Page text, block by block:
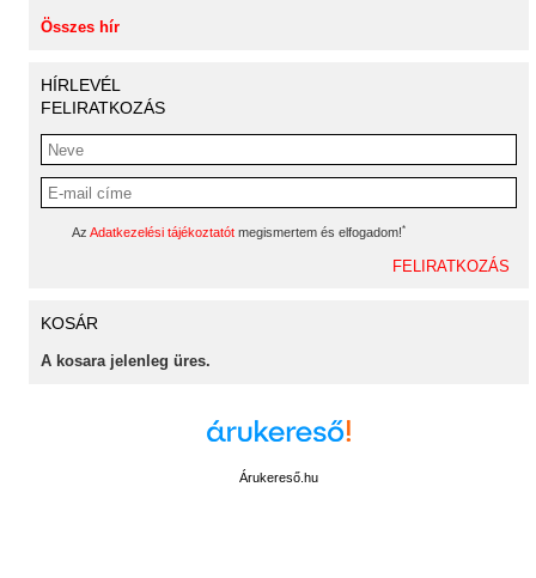
Összes hír
HÍRLEVÉL
FELIRATKOZÁS
Az Adatkezelési tájékoztatót megismertem és elfogadom!*
KOSÁR
A kosara jelenleg üres.
Árukereső.hu